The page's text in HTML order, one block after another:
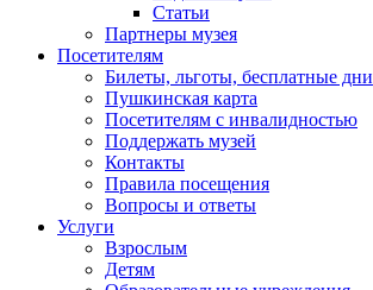
Статьи
Партнеры музея
Посетителям
Билеты, льготы, бесплатные дни
Пушкинская карта
Посетителям с инвалидностью
Поддержать музей
Контакты
Правила посещения
Вопросы и ответы
Услуги
Взрослым
Детям